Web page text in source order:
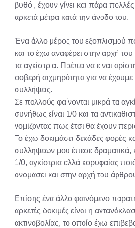
βυθό , έχουν γίνει και πάρα πολλές
αρκετά μέτρα κατά την άνοδο του.
Ένα άλλο μέρος του εξοπλισμού
και το έχω αναφέρει στην αρχή του
τα αγκίστρια. Πρέπει να είναι
φοβερή αιχμηρότητα για να έχουμε
συλλήψεις.
Σε πολλούς φαίνονται μικρά τα
συνήθως είναι 1/0 και τα
νομίζοντας πως έτσι θα έχουν
Το έχω δοκιμάσει δεκάδες φορές
συλλήψεων μου έπεσε δραματικά,
1/0, αγκίστρια αλλά κορυφαίας
ονομάσει και στην αρχή του
Επίσης ένα άλλο φαινόμενο
αρκετές δοκιμές είναι η
ακτινοβολίας, το οποίο έχω